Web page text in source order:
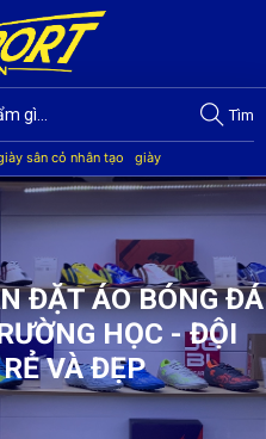
Tìm
sân cỏ nhân tạo
giày
Akka quần áo bóng đá
giày
ĐẶT ÁO BÓNG ĐÁ
HỌC - ĐỘI
VÀ ĐẸP